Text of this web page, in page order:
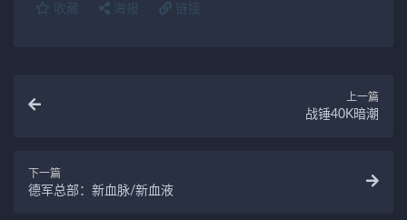
收藏 海报 链接
上一篇
战锤40K暗潮
下一篇
德军总部：新血脉/新血液